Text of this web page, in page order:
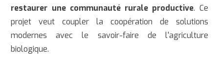
restaurer une communauté rurale productive. Ce
projet veut coupler la coopération de solutions
modernes avec le savoir-faire de l'agriculture
biologique.